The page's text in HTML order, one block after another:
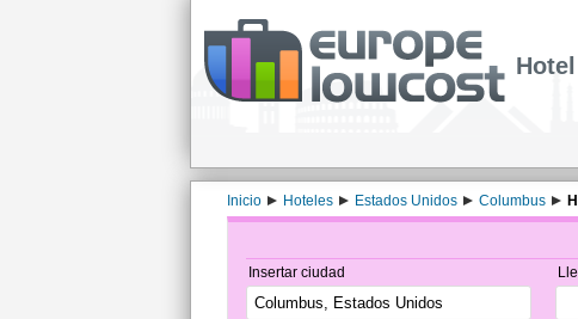
Inicio Hoteles Estados Unidos Columbus
Insertar ciudad